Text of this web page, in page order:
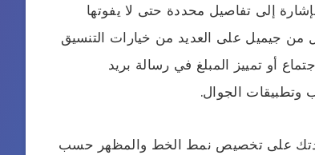
إلى تفاصيل محددة حتى لا يفوتها
من جيميل على العديد من خيارات التنسيق
أو تمييز المبلغ في رسالة بريد
وتطبيقات الجوال.
على تخصيص نمط الخط والمظهر حسب